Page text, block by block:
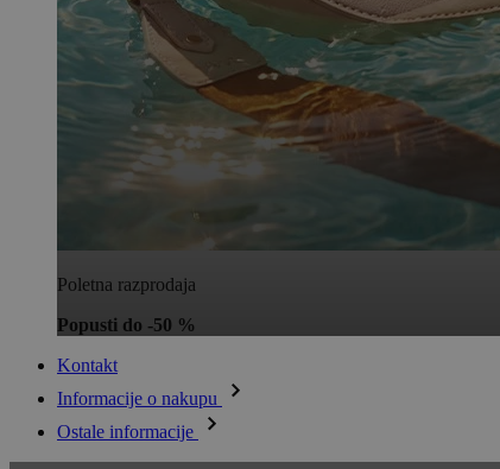
Poletna razprodaja
Popusti do -50 %
Kontakt
Informacije o nakupu
Ostale informacije